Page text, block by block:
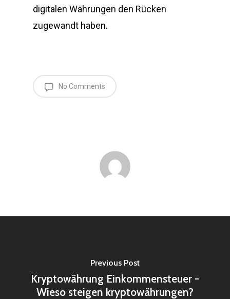
digitalen Währungen den Rücken
zugewandt haben.
No Comments
Previous Post
Kryptowährung Einkommensteuer -
Wieso steigen kryptowährungen?